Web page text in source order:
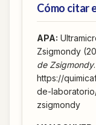
Cómo citar
APA:
Zsigmondy
de Zsigmondy
https://
de-
zsigmondy